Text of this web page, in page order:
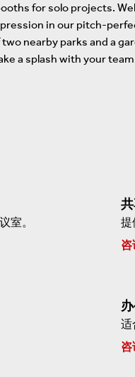
for solo projects.
in our pitch-
nearby parks and a
a splash with your
室。
提
咨
适
咨